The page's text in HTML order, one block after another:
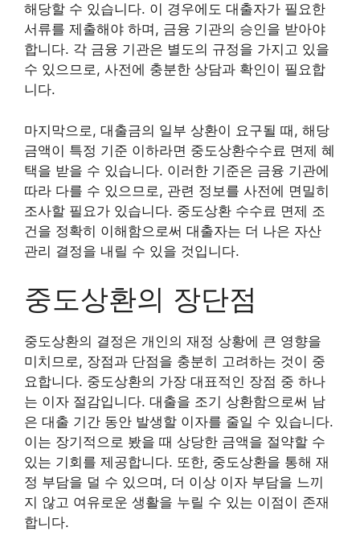
해당할 수 있습니다. 이 경우에도 대출자가 필요한
서류를 제출해야 하며, 금융 기관의 승인을 받아야
합니다. 각 금융 기관은 별도의 규정을 가지고 있을
수 있으므로, 사전에 충분한 상담과 확인이 필요합
니다.
마지막으로, 대출금의 일부 상환이 요구될 때, 해당
금액이 특정 기준 이하라면 중도상환수수료 면제 혜
택을 받을 수 있습니다. 이러한 기준은 금융 기관에
따라 다를 수 있으므로, 관련 정보를 사전에 면밀히
조사할 필요가 있습니다. 중도상환 수수료 면제 조
건을 정확히 이해함으로써 대출자는 더 나은 자산
관리 결정을 내릴 수 있을 것입니다.
중도상환의 장단점
중도상환의 결정은 개인의 재정 상황에 큰 영향을
미치므로, 장점과 단점을 충분히 고려하는 것이 중
요합니다. 중도상환의 가장 대표적인 장점 중 하나
는 이자 절감입니다. 대출을 조기 상환함으로써 남
은 대출 기간 동안 발생할 이자를 줄일 수 있습니다.
이는 장기적으로 봤을 때 상당한 금액을 절약할 수
있는 기회를 제공합니다. 또한, 중도상환을 통해 재
정 부담을 덜 수 있으며, 더 이상 이자 부담을 느끼
지 않고 여유로운 생활을 누릴 수 있는 이점이 존재
합니다.